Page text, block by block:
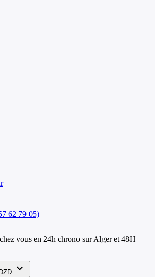
62 79 05)
vous en 24h chrono sur Alger et 48H
expand_more